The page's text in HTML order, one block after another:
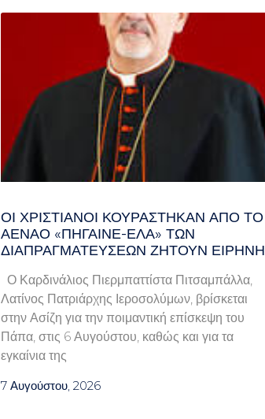
ΟΙ ΧΡΙΣΤΙΑΝΟΊ ΚΟΥΡΆΣΤΗΚΑΝ ΑΠΌ ΤΟ
ΑΈΝΑΟ «ΠΉΓΑΙΝΕ-ΈΛΑ» ΤΩΝ
ΔΙΑΠΡΑΓΜΑΤΕΎΣΕΩΝ ΖΗΤΟΎΝ ΕΙΡΉΝΗ
Ο Καρδινάλιος Πιερμπαττίστα Πιτσαμπάλλα,
Λατίνος Πατριάρχης Ιεροσολύμων, βρίσκεται
στην Ασίζη για την ποιμαντική επίσκεψη του
Πάπα, στις 6 Αυγούστου, καθώς και για τα
εγκαίνια της
7 Αυγούστου, 2026